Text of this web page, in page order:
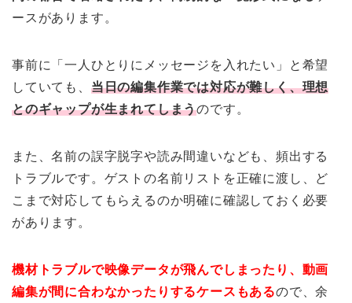
ースがあります。
事前に「一人ひとりにメッセージを入れたい」と希望
していても、 当日の編集作業では対応が難しく、理想
とのギャップが生まれてしまうのです。
また、名前の誤字脱字や読み間違いなども、頻出する
トラブルです。ゲストの名前リストを正確に渡し、ど
こまで対応してもらえるのか明確に確認しておく必要
があります。
機材トラブルで映像データが飛んでしまったり、動画
編集が間に合わなかったりするケースもあるので、余